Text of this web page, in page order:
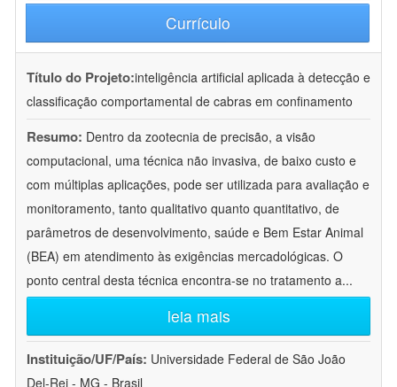
Currículo
Título do Projeto:inteligência artificial aplicada à detecção e
classificação comportamental de cabras em confinamento
Resumo: Dentro da zootecnia de precisão, a visão
computacional, uma técnica não invasiva, de baixo custo e
com múltiplas aplicações, pode ser utilizada para avaliação e
monitoramento, tanto qualitativo quanto quantitativo, de
parâmetros de desenvolvimento, saúde e Bem Estar Animal
(BEA) em atendimento às exigências mercadológicas. O
ponto central desta técnica encontra-se no tratamento a...
leia mais
Instituição/UF/País: Universidade Federal de São João
Del-Rei - MG - Brasil